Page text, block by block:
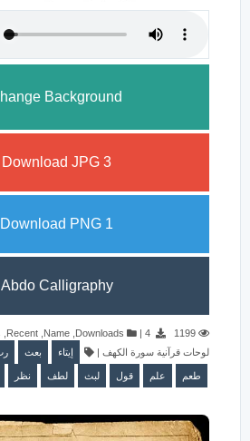
Background
Download JPG 3
Download PNG 1
Abdo Calligraphy
1199
4
|
Downloads
,
Name
,
Recent
,
لوحات قرآنية سورة الكهف | إيتاء بعث رب
طعم علم قول لبث لطف نظر